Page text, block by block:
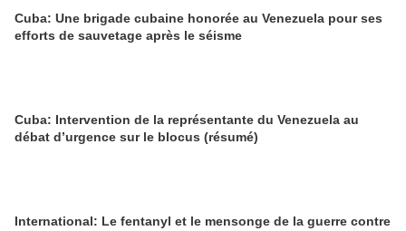
Cuba: Une brigade cubaine honorée au Venezuela pour ses
efforts de sauvetage après le séisme
Cuba: Intervention de la représentante du Venezuela au
débat d’urgence sur le blocus (résumé)
International: Le fentanyl et le mensonge de la guerre contre